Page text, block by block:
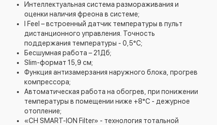
Интеллектуальная система размораживания и
оценки наличия фреона в системе;
I Feel – встроенный датчик температуры в пульт
дистанционного управления. Точность
поддержания температуры - 0,5°С;
Бесшумная работа – 21Дб;
Slim-формат 15,9 см;
Функция антизамерзания наружного блока, прогрев
компрессора;
Автоматическая работа на обогрев, при понижении
температуры в помещении ниже +8°C - дежурное
отопление;
«CH SMART-ION Filter» - технология тотальной